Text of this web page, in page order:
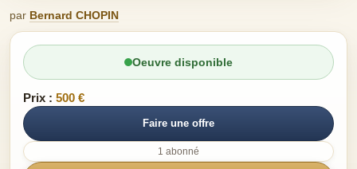
par Bernard CHOPIN
Oeuvre disponible
Prix : 500 €
Faire une offre
1 abonné